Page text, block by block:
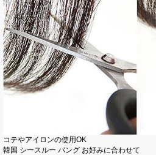
コテやアイロンの使用OK
韓国 シースルー バング お好みに合わせて